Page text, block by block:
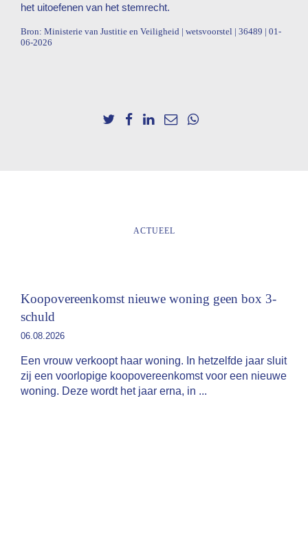
het uitoefenen van het stemrecht.
Bron: Ministerie van Justitie en Veiligheid | wetsvoorstel | 36489 | 01-
06-2026
ACTUEEL
Koopovereenkomst nieuwe woning geen box 3-
schuld
06.08.2026
Een vrouw verkoopt haar woning. In hetzelfde jaar sluit
zij een voorlopige koopovereenkomst voor een nieuwe
woning. Deze wordt het jaar erna, in